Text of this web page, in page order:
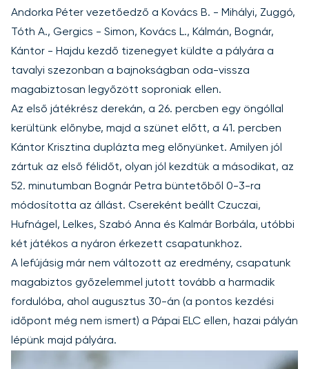
Andorka Péter vezetőedző a Kovács B. - Mihályi, Zuggó,
Tóth A., Gergics - Simon, Kovács L., Kálmán, Bognár,
Kántor - Hajdu kezdő tizenegyet küldte a pályára a
tavalyi szezonban a bajnokságban oda-vissza
magabiztosan legyőzött soproniak ellen.
Az első játékrész derekán, a 26. percben egy öngóllal
kerültünk előnybe, majd a szünet előtt, a 41. percben
Kántor Krisztina duplázta meg előnyünket. Amilyen jól
zártuk az első félidőt, olyan jól kezdtük a másodikat, az
52. minutumban Bognár Petra büntetőből 0-3-ra
módosította az állást. Csereként beállt Czuczai,
Hufnágel, Lelkes, Szabó Anna és Kalmár Borbála, utóbbi
két játékos a nyáron érkezett csapatunkhoz.
A lefújásig már nem változott az eredmény, csapatunk
magabiztos győzelemmel jutott tovább a harmadik
fordulóba, ahol augusztus 30-án (a pontos kezdési
időpont még nem ismert) a Pápai ELC ellen, hazai pályán
lépünk majd pályára.